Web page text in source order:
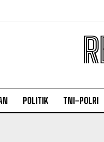
POLITIK TNI-POLRI